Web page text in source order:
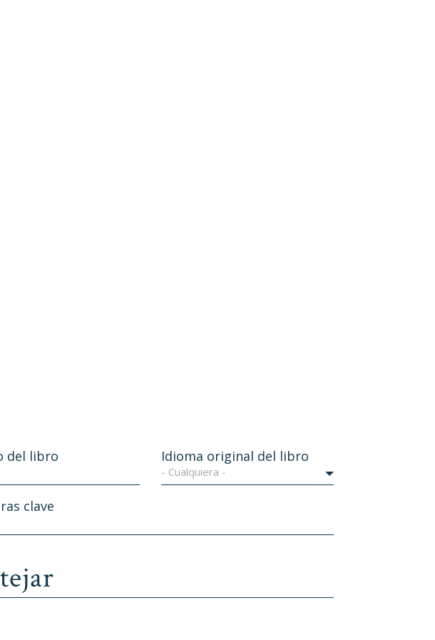
del libro Idioma original del libro
- Cualquiera -
clave